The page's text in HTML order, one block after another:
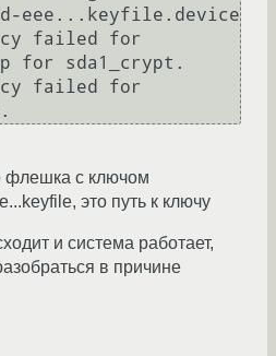
eee...keyfile.device
failed for
for sda1_crypt.
failed for
флешка с ключом
это путь к ключу
и система работает,
в причине